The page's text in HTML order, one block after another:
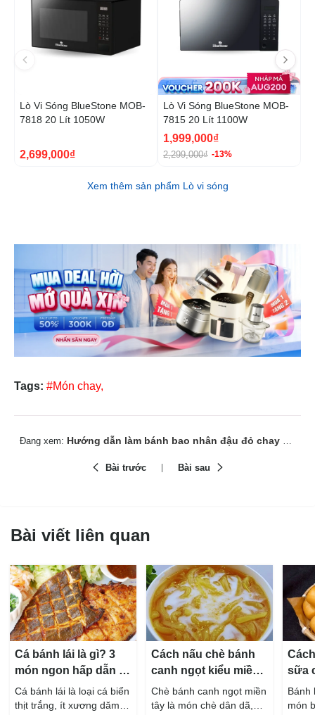
Lò Vi Sóng BlueStone MOB-
7818 20 Lít 1050W
2,699,000₫
Lò Vi Sóng BlueStone MOB-
7815 20 Lít 1100W
1,999,000₫
2,299,000₫ -13%
Xem thêm sản phẩm Lò vi sóng
Tags: #Món chay,
Đang xem: Hướng dẫn làm bánh bao nhân đậu đỏ chay mềm mịn, chuẩn vị
Bài trước Bài sau
Bài viết liên quan
Cá bánh lái là gì? 3
món ngon hấp dẫn từ
cá bánh lái
Cá bánh lái là loại cá biển
thịt trắng, ít xương dăm,
Cách nấu chè bánh
canh ngọt kiểu miền
Tây ngon chuẩn vị
Chè bánh canh ngọt miền
tây là món chè dân dã,
sữa
hấp
Bánh
món